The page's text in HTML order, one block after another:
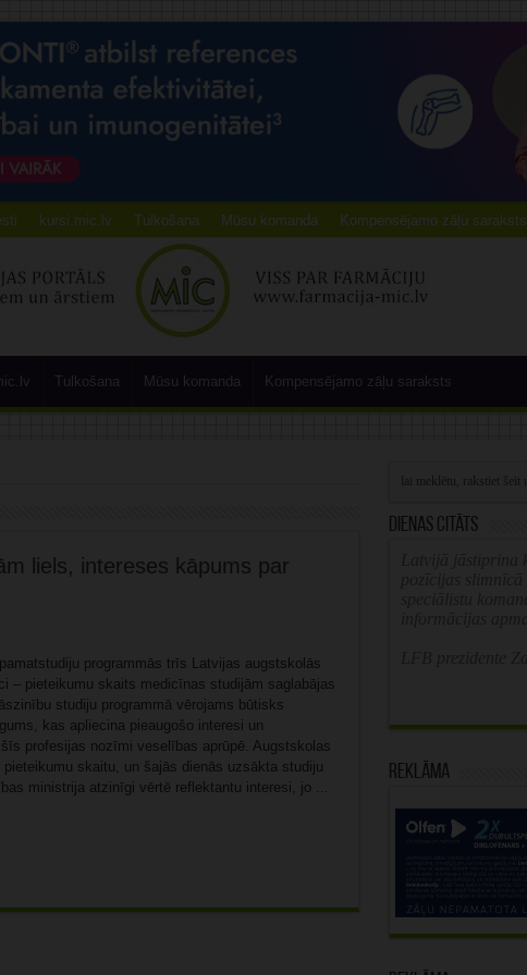
kursi.mic.lv Tulkošana Mūsu komanda Kompensējamo zāļu saraksts
Tulkošana Mūsu komanda Kompensējamo zāļu saraksts
liels, intereses kāpums par
programmās trīs Latvijas augstskolās
– pieteikumu skaits medicīnas studijām saglabājas
studiju programmā vērojams būtisks
kas apliecina pieaugošo interesi un
profesijas nozīmi veselības aprūpē. Augstskolas
skaitu, un šajās dienās uzsākta studiju
ministrija atzinīgi vērtē reflektantu interesi, jo ...
Dienas citāts
Reklāma